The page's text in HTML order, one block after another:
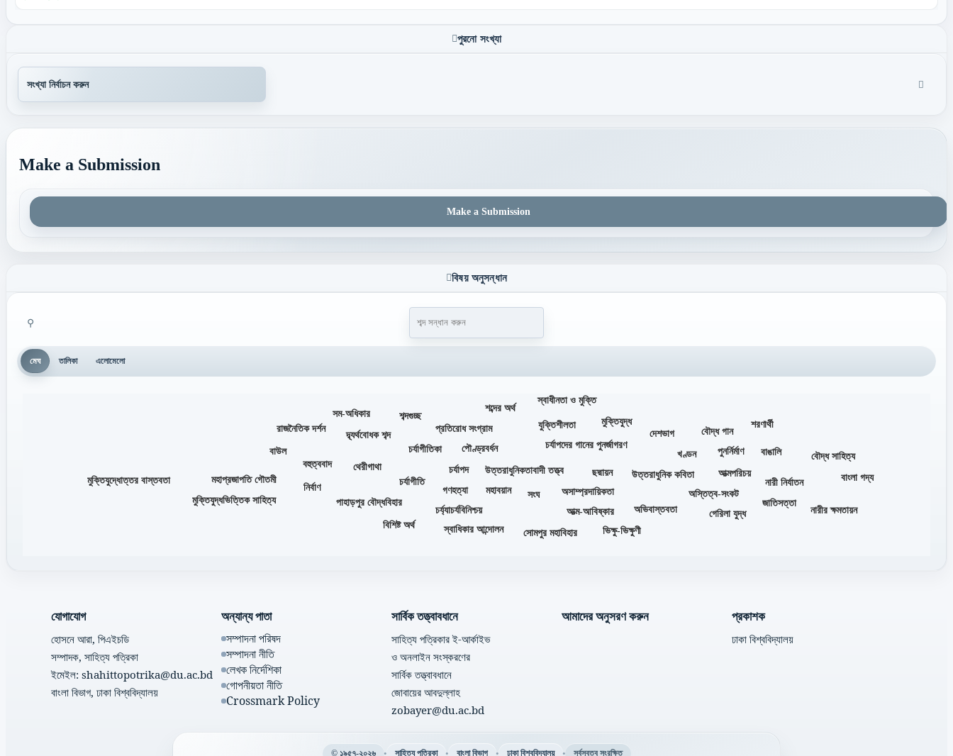
পুরনো সংখ্যা
Make a Submission
Make a Submission
বিষয় অনুসন্ধান
⚲
মেঘ তালিকা এলোমেলো
অভিবাস্তবতা
অসাম্প্রদায়িকতা
অস্তিত্ব-সংকট
আত্ম-আবিষ্কার
আত্মপরিচয়
উত্তরাধুনিক কবিতা
উত্তরাধুনিকতাবাদী তত্ত্ব
খণ্ডন
গণহত্যা
গেরিলা যুদ্ধ
চর্যাগীতি
চর্যাগীতিকা
চর্যাপদ
চর্যাপদের গানের পুনর্জাগরণ
চর্য্যাচর্যবিনিশ্চয়
ছদ্মায়ন
জাতিসত্তা
থেরীগাথা
দেশভাগ
দ্ব্যর্থবোধক শব্দ
নারী নির্যাতন
নারীর ক্ষমতায়ন
নির্বাণ
পাহাড়পুর বৌদ্ধবিহার
পুনর্নির্মাণ
পৌণ্ড্রবর্ধন
প্রতিরোধ সংগ্রাম
বহুত্ববাদ
বাউল
বাংলা গদ্য
বাঙালি
বিশিষ্ট অর্থ
বৌদ্ধ গান
বৌদ্ধ সাহিত্য
ভিক্ষু-ভিক্ষুণী
মহাপ্রজাপতি গৌতমী
মহাবয়ান
মুক্তিযুদ্ধ
মুক্তিযুদ্ধভিত্তিক সাহিত্য
মুক্তিযুদ্ধোত্তর বাস্তবতা
যুক্তিশীলতা
রাজনৈতিক দর্শন
শব্দগুচ্ছ
শব্দের অর্থ
শরণার্থী
সংঘ
সম-অধিকার
সোমপুর মহাবিহার
স্বাধিকার আন্দোলন
স্বাধীনতা ও মুক্তি
যোগাযোগ
হোসনে আরা, পিএইচডি
সম্পাদক, সাহিত্য পত্রিকা
ইমেইল: shahittopotrika@du.ac.bd
বাংলা বিভাগ, ঢাকা বিশ্ববিদ্যালয়
অন্যান্য পাতা
সম্পাদনা পরিষদ
সম্পাদনা নীতি
লেখক নির্দেশিকা
গোপনীয়তা নীতি
Crossmark Policy
সার্বিক তত্ত্বাবধানে
সাহিত্য পত্রিকার ই-আর্কাইভ
ও অনলাইন সংস্করণের
সার্বিক তত্ত্বাবধানে
জোবায়ের আবদুল্লাহ
zobayer@du.ac.bd
আমাদের অনুসরণ করুন প্রকাশক
ঢাকা বিশ্ববিদ্যালয়
© ১৯৫৭-২০২৬ • সাহিত্য পত্রিকা • বাংলা বিভাগ • ঢাকা বিশ্ববিদ্যালয় • সর্বস্বত্ব সংরক্ষিত